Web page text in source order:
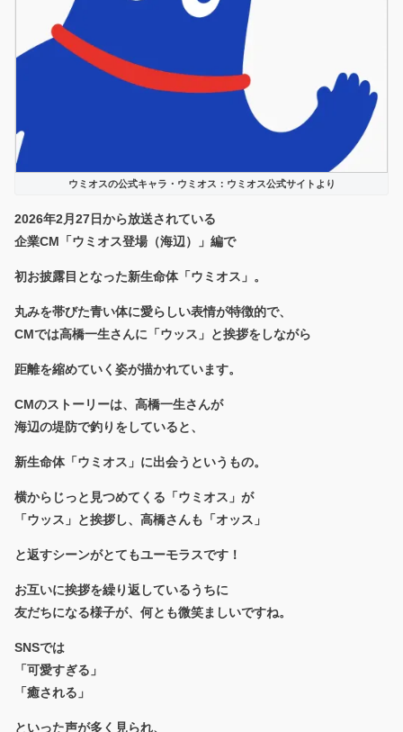
ウミオスの公式キャラ・ウミオス：ウミオス公式サイトより
2026年2月27日から放送されている
企業CM「ウミオス登場（海辺）」編で
初お披露目となった新生命体「ウミオス」。
丸みを帯びた青い体に愛らしい表情が特徴的で、
CMでは高橋一生さんに「ウッス」と挨拶をしながら
距離を縮めていく姿が描かれています。
CMのストーリーは、高橋一生さんが
海辺の堤防で釣りをしていると、
新生命体「ウミオス」に出会うというもの。
横からじっと見つめてくる「ウミオス」が
「ウッス」と挨拶し、高橋さんも「オッス」
と返すシーンがとてもユーモラスです！
お互いに挨拶を繰り返しているうちに
友だちになる様子が、何とも微笑ましいですね。
SNSでは
「可愛すぎる」
「癒される」
といった声が多く見られ、